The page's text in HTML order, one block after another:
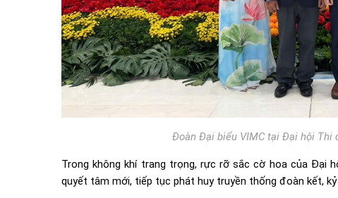
Đoàn Đại biểu VIMC tại Đại hội Thi
Trong không khí trang trọng, rực rỡ sắc cờ hoa của Đại
quyết tâm mới, tiếp tục phát huy truyền thống đoàn kết,